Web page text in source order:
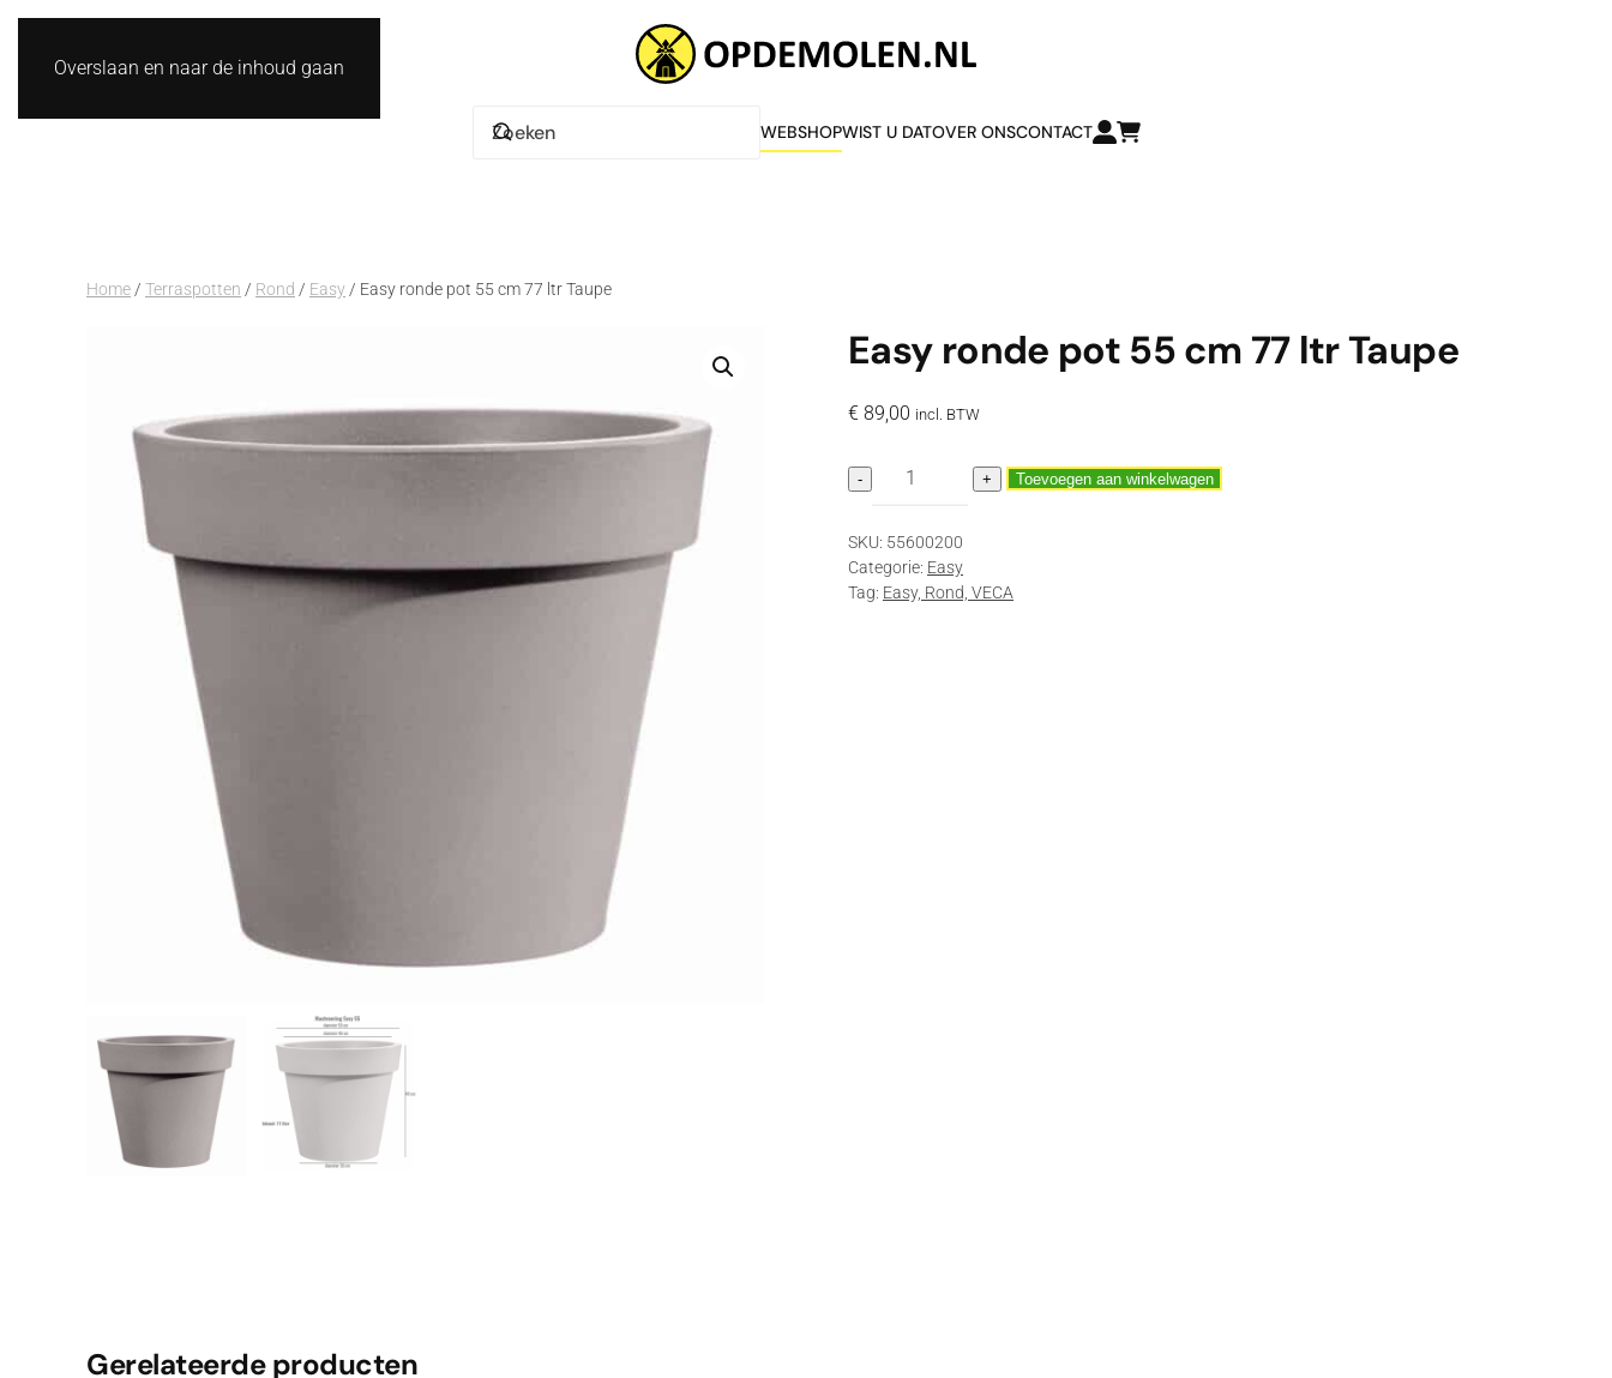
Overslaan en naar de inhoud gaan
WEBSHOPWIST U DATOVER ONSCONTACT
Home / Terraspotten / Rond / Easy / Easy ronde pot 55 cm 77 ltr Taupe
Easy ronde pot 55 cm 77 ltr Taupe
€ 89,00 incl. BTW
-
Easy
ronde
55
cm
+ Toevoegen aan winkelwagen
SKU: 55600200
Categorie: Easy
Tag: Easy, Rond, VECA
Gerelateerde producten